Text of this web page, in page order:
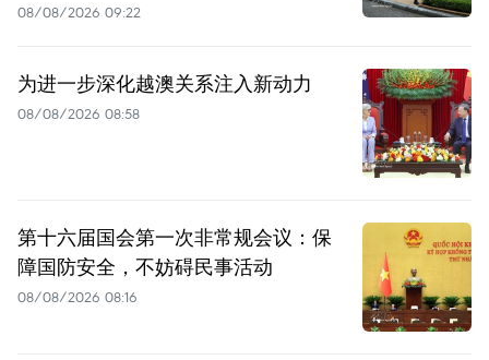
08/08/2026 09:22
为进一步深化越澳关系注入新动力
08/08/2026 08:58
第十六届国会第一次非常规会议：保
障国防安全，不妨碍民事活动
08/08/2026 08:16